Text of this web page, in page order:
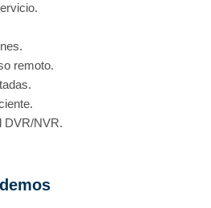
remoto.
DVR/NVR.